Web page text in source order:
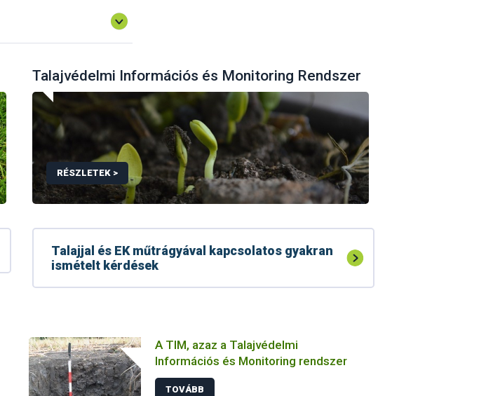
Talajvédelmi Információs és Monitoring Rendszer
RÉSZLETEK >
Talajjal és EK műtrágyával kapcsolatos gyakran
ismételt kérdések
A TIM, azaz a Talajvédelmi
Információs és Monitoring rendszer
TOVÁBB